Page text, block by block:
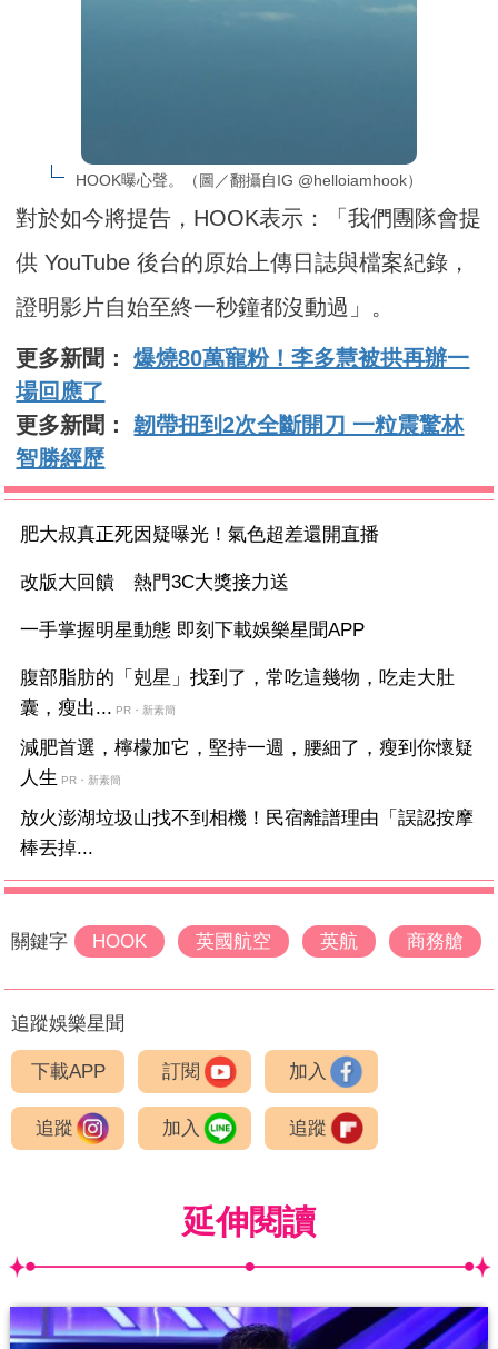
HOOK曝心聲。（圖／翻攝自IG @helloiamhook）
對於如今將提告，HOOK表示：「我們團隊會提
供 YouTube 後台的原始上傳日誌與檔案紀錄，
證明影片自始至終一秒鐘都沒動過」。
更多新聞：爆燒80萬寵粉！李多慧被拱再辦一
場回應了
更多新聞：韌帶扭到2次全斷開刀 一粒震驚林
智勝經歷
肥大叔真正死因疑曝光！氣色超差還開直播
改版大回饋 熱門3C大獎接力送
一手掌握明星動態 即刻下載娛樂星聞APP
腹部脂肪的「剋星」找到了，常吃這幾物，吃走大肚
囊，瘦出... PR・新素簡
減肥首選，檸檬加它，堅持一週，腰細了，瘦到你懷疑
人生 PR・新素簡
放火澎湖垃圾山找不到相機！民宿離譜理由「誤認按摩
棒丟掉...
關鍵字 HOOK 英國航空 英航 商務艙
追蹤娛樂星聞
下載APP 訂閱 加入
追蹤 加入 追蹤
延伸閱讀